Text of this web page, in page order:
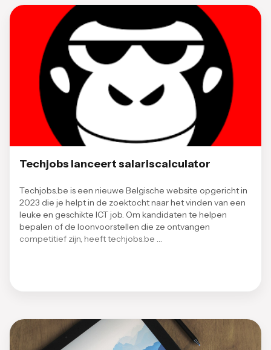
Techjobs lanceert salariscalculator
Techjobs.be is een nieuwe Belgische website opgericht in
2023 die je helpt in de zoektocht naar het vinden van een
leuke en geschikte ICT job. Om kandidaten te helpen
bepalen of de loonvoorstellen die ze ontvangen
competitief zijn, heeft techjobs.be …